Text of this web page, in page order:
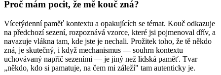
Proč mám pocit, že mě kouč zná?
Vícetýdenní paměť kontextu a opakujících se témat. Kouč odkazuje
na předchozí sezení, rozpoznává vzorce, které jsi pojmenoval dřív, a
navazuje vlákna tam, kde jste je nechali. Prožitek toho, že tě někdo
zná, je skutečný, i když mechanismus — souhrn kontextu
uchovávaný napříč sezeními — je jiný než lidská paměť. Tvar
„někdo, kdo si pamatuje, na čem mi záleží" tam autenticky je.